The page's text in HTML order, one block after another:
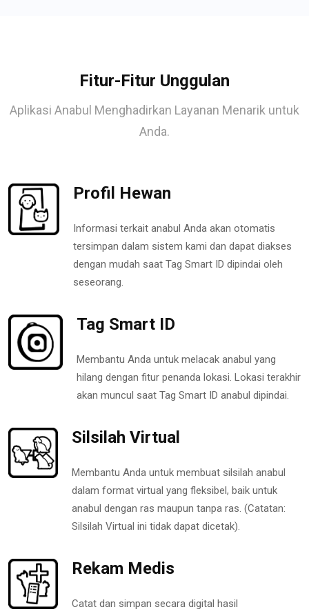
Fitur-Fitur Unggulan
Aplikasi Anabul Menghadirkan Layanan Menarik untuk
Anda.
Profil Hewan
Informasi terkait anabul Anda akan otomatis
tersimpan dalam sistem kami dan dapat diakses
dengan mudah saat Tag Smart ID dipindai oleh
seseorang.
Tag Smart ID
Membantu Anda untuk melacak anabul yang
hilang dengan fitur penanda lokasi. Lokasi terakhir
akan muncul saat Tag Smart ID anabul dipindai.
Silsilah Virtual
Membantu Anda untuk membuat silsilah anabul
dalam format virtual yang fleksibel, baik untuk
anabul dengan ras maupun tanpa ras. (Catatan:
Silsilah Virtual ini tidak dapat dicetak).
Rekam Medis
Catat dan simpan secara digital hasil